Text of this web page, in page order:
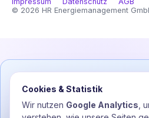
© 2026 HR Energiemanagement
Frage zu Ihrer Anlage
Kostenlose Erst-
unverbindlich, ohne
Cookies & Statistik
Wir nutzen Google Analytics ,